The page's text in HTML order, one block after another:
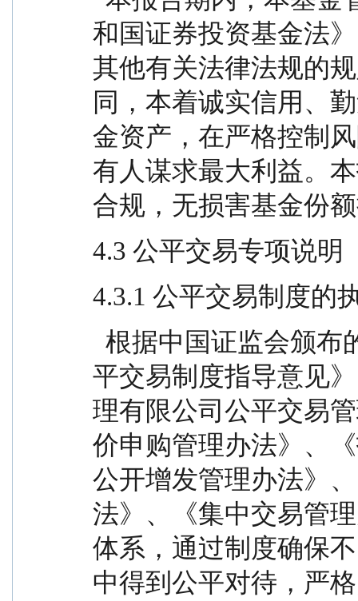
和国证券投资基金法
其他有关法律法规的
同，本着诚实信用、
金资产，在严格控制
有人谋求最大利益。
合规，无损害基金份
4.3 公平交易专项说明
4.3.1 公平交易制度的
平交易制度指导意见
理有限公司公平交易
价申购管理办法》、
公开增发管理办法》
法》、《集中交易管
体系，通过制度确保
中得到公平对待，严